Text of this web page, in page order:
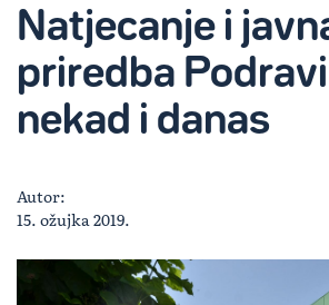
Natjecanje i
priredba
nekad i danas
Autor:
15. ožujka 2019.